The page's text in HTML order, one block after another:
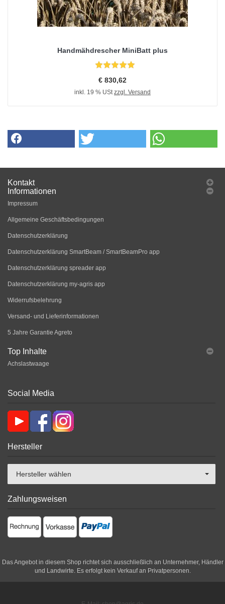
Handmähdrescher MiniBatt plus
€ 830,62
inkl. 19 % USt zzgl. Versand
Kontakt
Informationen
Impressum
Allgemeine Geschäftsbedingungen
Datenschutzerklärung
Datenschutzerklärung SmartBeam / SmartBeamPro app
Datenschutzerklärung spreader app
Datenschutzerklärung my-agris app
Widerrufsbelehrung
Versand- und Lieferinformationen
5 Jahre Garantie Agreto
Top Inhalte
Achslastwaage
Social Media
Hersteller
Hersteller wählen
Zahlungsweisen
Das Angebot in diesem Shop richtet sich ausschließlich an Unternehmer, Händler
und Landwirte. Es erfolgt kein Verkauf an Privatpersonen.